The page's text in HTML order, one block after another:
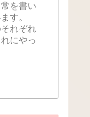
を書い
す。
れぞれ
にやっ